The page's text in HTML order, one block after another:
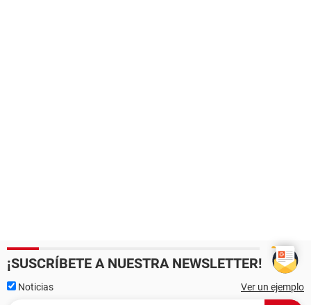
¡SUSCRÍBETE A NUESTRA NEWSLETTER!
Noticias Ver un ejemplo